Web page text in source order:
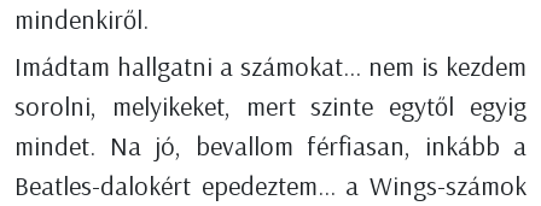
mindenkiről.
Imádtam hallgatni a számokat... nem is kezdem
sorolni, melyikeket, mert szinte egytől egyig
mindet. Na jó, bevallom férfiasan, inkább a
Beatles-dalokért epedeztem... a Wings-számok